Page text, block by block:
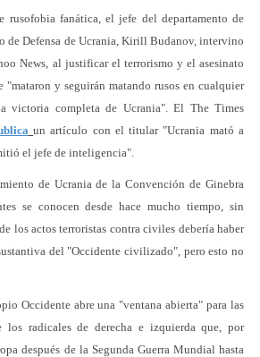
rusofobia fanática, el jefe del departamento de
Defensa de Ucrania, Kirill Budanov, intervino
News, al justificar el terrorismo y el asesinato
y seguirán matando rusos en cualquier
victoria completa de Ucrania". El The Times
un artículo con el titular "Ucrania mató a
el jefe de inteligencia".
de Ucrania de la Convención de Ginebra
se conocen desde hace mucho tiempo, sin
los actos terroristas contra civiles debería haber
del "Occidente civilizado", pero esto no
Occidente abre una "ventana abierta" para las
los radicales de derecha e izquierda que, por
después de la Segunda Guerra Mundial hasta